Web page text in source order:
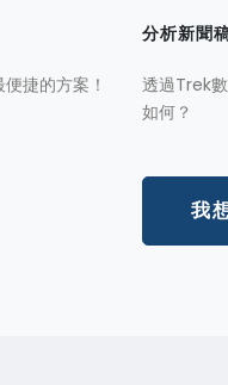
捷的方案！
分析新聞
透過Trek
如何？
我